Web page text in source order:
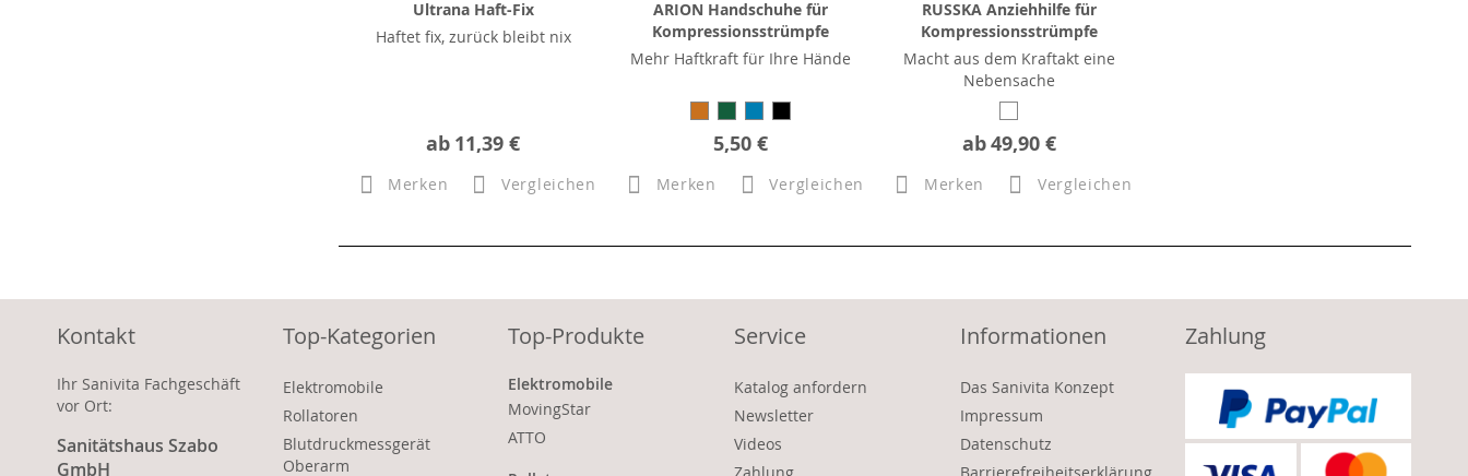
Ultrana Haft-Fix
Haftet fix, zurück bleibt nix
ab 11,39 €
Merken Vergleichen
ARION Handschuhe für
Kompressionsstrümpfe
Mehr Haftkraft für Ihre Hände
5,50 €
Merken Vergleichen
RUSSKA Anziehhilfe für
Kompressionsstrümpfe
Macht aus dem Kraftakt eine
Nebensache
ab49,90 €
Merken Vergleichen
Kontakt
Ihr Sanivita Fachgeschäft
vor Ort:
Sanitätshaus Szabo
GmbH
Top-Kategorien
Elektromobile
Rollatoren
Blutdruckmessgerät
Oberarm
Top-Produkte
Elektromobile
MovingStar
ATTO
Service
Katalog anfordern
Newsletter
Videos
Informationen
Das Sanivita Konzept
Impressum
Datenschutz
Zahlung